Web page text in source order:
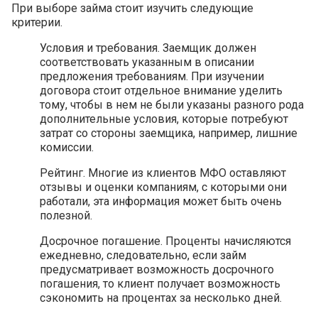
При выборе займа стоит изучить следующие
критерии.
Условия и требования. Заемщик должен
соответствовать указанным в описании
предложения требованиям. При изучении
договора стоит отдельное внимание уделить
тому, чтобы в нем не были указаны разного рода
дополнительные условия, которые потребуют
затрат со стороны заемщика, например, лишние
комиссии.
Рейтинг. Многие из клиентов МФО оставляют
отзывы и оценки компаниям, с которыми они
работали, эта информация может быть очень
полезной.
Досрочное погашение. Проценты начисляются
ежедневно, следовательно, если займ
предусматривает возможность досрочного
погашения, то клиент получает возможность
сэкономить на процентах за несколько дней.